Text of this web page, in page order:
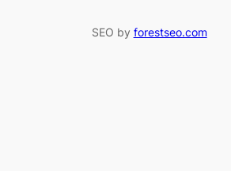
SEO by forestseo.com